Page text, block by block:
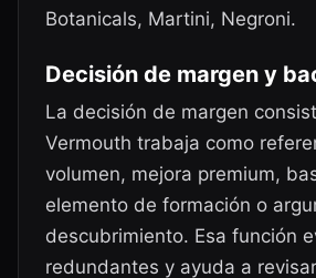
Botanicals, Martini, Negroni.
Decisión de margen y
La decisión de margen
Vermouth trabaja como
volumen, mejora premium,
elemento de formación o
descubrimiento. Esa función
redundantes y ayuda a